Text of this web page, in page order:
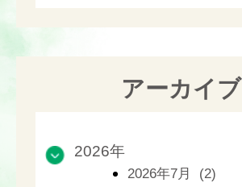
アーカイブ
2026年
2026年7月 (2)